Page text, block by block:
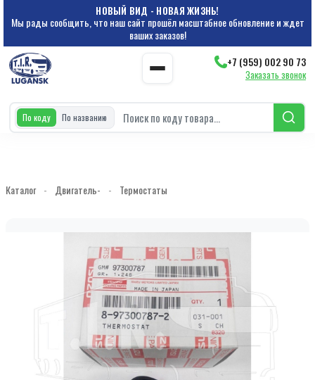
НОВЫЙ ВИД - НОВАЯ ЖИЗНЬ!
Мы рады сообщить, что наш сайт прошёл масштабное обновление и ждет
ваших заказов!
+7 (959) 002 90 73
Заказать звонок
По коду По названию
Каталог - Двигатель- - Термостаты